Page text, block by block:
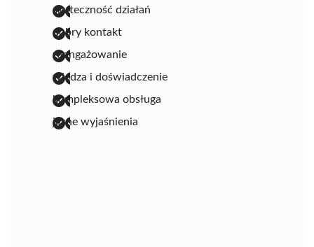
skuteczność działań
dobry kontakt
zaangażowanie
wiedza i doświadczenie
kompleksowa obsługa
jasne wyjaśnienia